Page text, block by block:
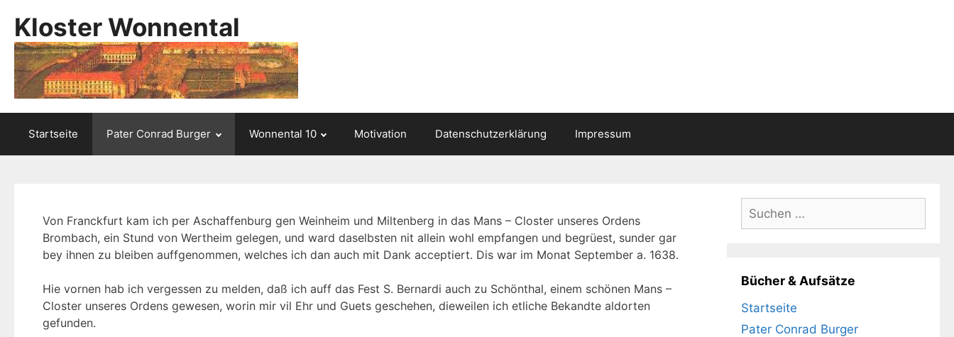
Kloster Wonnental
Startseite Pater Conrad Burger Wonnental 10 Motivation Datenschutzerklärung Impressum
Von Franckfurt kam ich per Aschaffenburg gen Weinheim und Miltenberg in das Mans – Closter unseres Ordens
Brombach, ein Stund von Wertheim gelegen, und ward daselbsten nit allein wohl empfangen und begrüest, sunder gar
bey ihnen zu bleiben auffgenommen, welches ich dan auch mit Dank acceptiert. Dis war im Monat September a. 1638.
Hie vornen hab ich vergessen zu melden, daß ich auff das Fest S. Bernardi auch zu Schönthal, einem schönen Mans –
Closter unseres Ordens gewesen, worin mir vil Ehr und Guets geschehen, dieweilen ich etliche Bekandte aldorten
gefunden.
Suchen
Bücher & Aufsätze
Startseite
Pater Conrad Burger